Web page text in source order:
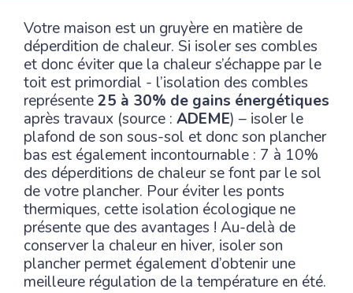
Votre maison est un gruyère en matière de
déperdition de chaleur. Si isoler ses combles
et donc éviter que la chaleur s’échappe par le
toit est primordial - l’isolation des combles
représente25 à 30% de gains énergétiques
après travaux (source : ADEME) – isoler le
plafond de son sous-sol et donc son plancher
bas est également incontournable : 7 à 10%
des déperditions de chaleur se font par le sol
de votre plancher. Pour éviter les ponts
thermiques, cette isolation écologique ne
présente que des avantages ! Au-delà de
conserver la chaleur en hiver, isoler son
plancher permet également d’obtenir une
meilleure régulation de la température en été.